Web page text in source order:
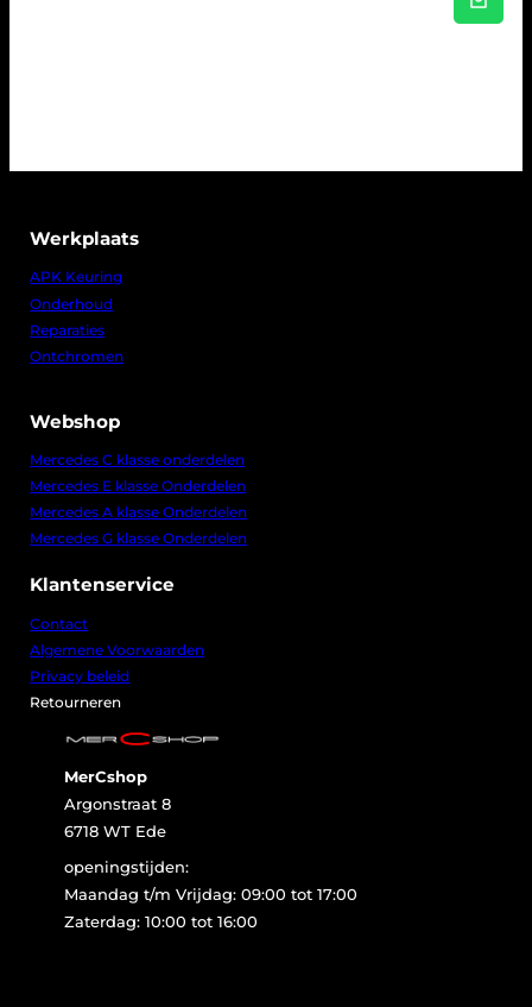
Werkplaats
APK Keuring
Onderhoud
Reparaties
Ontchromen
Webshop
Mercedes C klasse onderdelen
Mercedes E klasse Onderdelen
Mercedes A klasse Onderdelen
Mercedes G klasse Onderdelen
Klantenservice
Contact
Algemene Voorwaarden
Privacy beleid
Retourneren
MerCshop
Argonstraat 8
6718 WT Ede
openingstijden:
Maandag t/m Vrijdag: 09:00 tot 17:00
Zaterdag: 10:00 tot 16:00